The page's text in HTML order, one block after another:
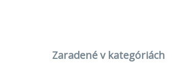
Zaradené v kategóriách